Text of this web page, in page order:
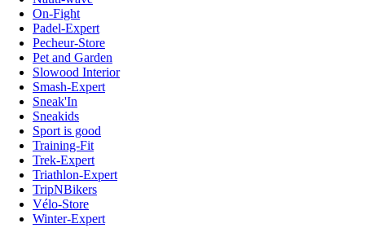
On-Fight
Padel-Expert
Pecheur-Store
Pet and Garden
Slowood Interior
Smash-Expert
Sneak'In
Sneakids
Sport is good
Training-Fit
Trek-Expert
Triathlon-Expert
TripNBikers
Vélo-Store
Winter-Expert